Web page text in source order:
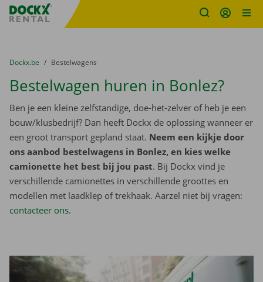
Fratello DEMO
U bevindt zich hier:
van
Dockx.be naar
Bestelwagens
Bestelwagen huren in Bonlez?
Ben je een kleine zelfstandige, doe-het-zelver of heb je een
bouw/klusbedrijf? Dan heeft Dockx de oplossing wanneer er
een groot transport gepland staat. Neem een kijkje door
ons aanbod bestelwagens in Bonlez, en kies welke
camionette het best bij jou past. Bij Dockx vind je
verschillende camionettes in verschillende groottes en
modellen met laadklep of trekhaak. Aarzel niet bij vragen:
contacteer ons.